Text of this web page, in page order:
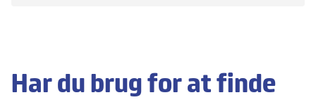
Har du brug for at finde